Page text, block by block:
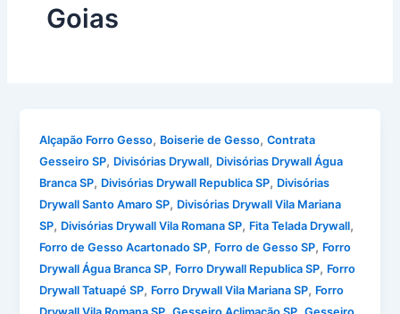
Goias
Alçapão Forro Gesso, Boiserie de Gesso,Contrata
Gesseiro SP, Divisórias Drywall, Divisórias Drywall Água
Branca SP, Divisórias Drywall Republica SP, Divisórias
Drywall Santo Amaro SP, Divisórias Drywall Vila Mariana
SP, Divisórias Drywall Vila Romana SP, Fita Telada Drywall,
Forro de Gesso Acartonado SP, Forro de Gesso SP, Forro
Drywall Água Branca SP, Forro Drywall Republica SP, Forro
Drywall Tatuapé SP, Forro Drywall Vila Mariana SP, Forro